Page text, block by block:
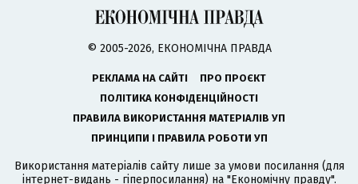
© 2005-2026, ЕКОНОМІЧНА ПРАВДА
РЕКЛАМА НА САЙТІ
ПРО ПРОЄКТ
ПОЛІТИКА КОНФІДЕНЦІЙНОСТІ
ПРАВИЛА ВИКОРИСТАННЯ МАТЕРІАЛІВ УП
ПРИНЦИПИ І ПРАВИЛА РОБОТИ УП
Використання матеріалів сайту лише за умови посилання (для
інтернет-видань - гіперпосилання) на "Економічну правду".